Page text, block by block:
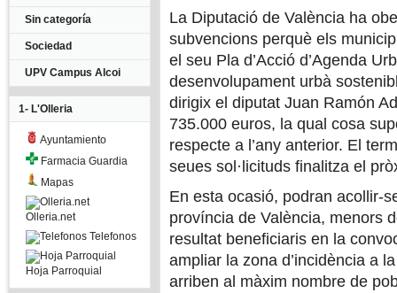
Sin categoría
Sociedad
UPV Campus Alcoi
1- L'Olleria
Ayuntamiento
Farmacia Guardia
Mapas
Olleria.net
Telefonos
Hoja Parroquial
La Diputació de València ha
subvencions perquè els
el seu Pla d’Acció d’Agenda
desenvolupament urbà
dirigix el diputat Juan Ramón
735.000 euros, la qual cosa
respecte a l’any anterior. El
seues sol·licituds finalitza el
En esta ocasió, podran acollir-
província de València, menors
resultat beneficiaris en la
ampliar la zona d’incidència a
arriben al màxim nombre de